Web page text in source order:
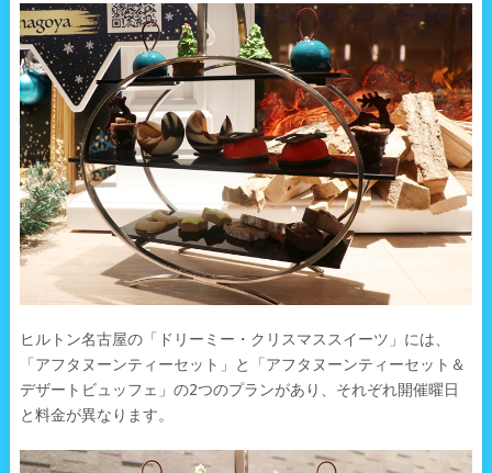
ヒルトン名古屋の「ドリーミー・クリスマススイーツ」には、
「アフタヌーンティーセット」と「アフタヌーンティーセット＆
デザートビュッフェ」の2つのプランがあり、それぞれ開催曜日
と料金が異なります。